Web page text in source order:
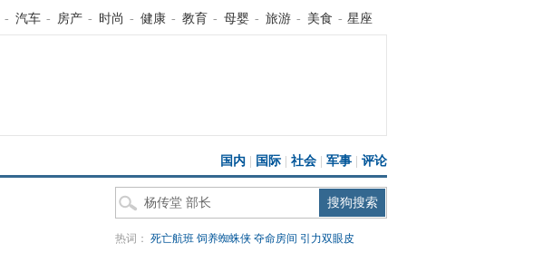
- 汽车 - 房产 - 时尚 - 健康 - 教育 - 母婴 - 旅游 - 美食 - 星座
国内 国际 社会 军事 评论
热词： 死亡航班 饲养蜘蛛侠 夺命房间 引力双眼皮